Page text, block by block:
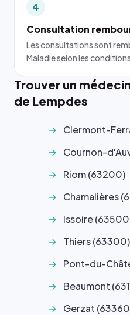
4
Consultation
Les consultations sont
Maladie selon les
Trouver un
de Lempdes
Clermont-
Cournon-
Riom (63200)
Chamalières
Issoire
Thiers (63300)
Pont-du-
Beaumont
Gerzat